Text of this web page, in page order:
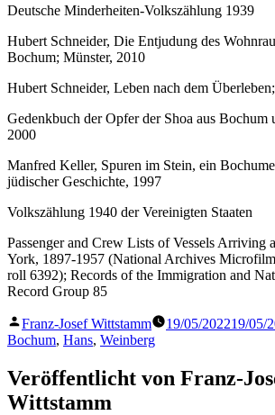
Deutsche Minderheiten-Volkszählung 1939
Hubert Schneider, Die Entjudung des
Bochum; Münster, 2010
Hubert Schneider, Leben nach dem
Gedenkbuch der Opfer der Shoa aus Bochum
2000
Manfred Keller, Spuren im Stein, ein
jüdischer Geschichte, 1997
Volkszählung 1940 der Vereinigten Staaten
Passenger and Crew Lists of Vessels Arriving
York, 1897-1957 (National Archives
roll 6392); Records of the Immigration and
Record Group 85
Veröffentlicht
von
Franz-Josef Wittstamm 19/05/202219/05/
Bochum, Hans, Weinberg
Veröffentlicht von Franz-
Wittstamm